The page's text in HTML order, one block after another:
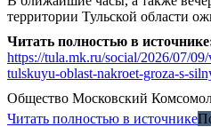
территории Тульской области
Читать полностью в
https://tula.mk.ru/social/2026/07/
tulskuyu-oblast-nakroet-groza-s-
Общество Московский
Читать полностью в источнике